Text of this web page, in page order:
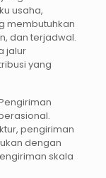
usaha,
membutuhkan
dan terjadwal.
jalur
yang
pengiriman
dengan
skala